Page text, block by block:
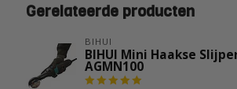
Gerelateerde producten
BIHUI
BIHUI Mini Haakse
AGMN100